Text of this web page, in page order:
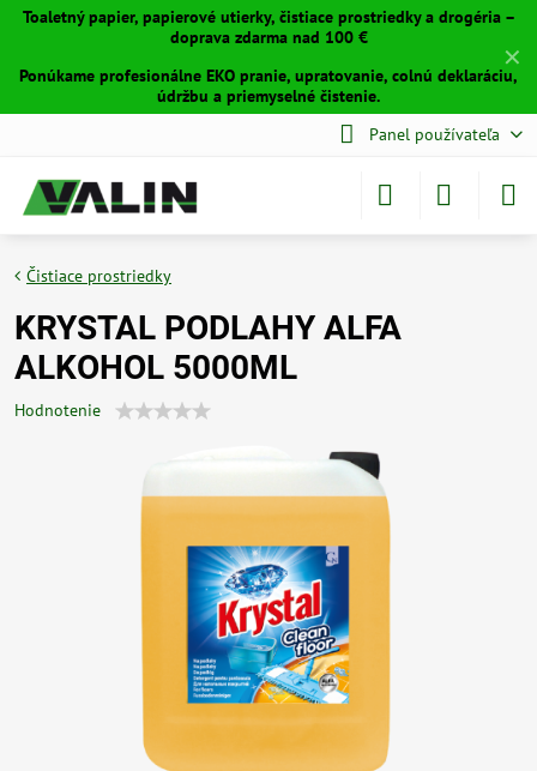
✕
Toaletný papier, papierové utierky, čistiace prostriedky a drogéria –
doprava zdarma nad 100 €
Ponúkame profesionálne EKO pranie, upratovanie, colnú deklaráciu,
údržbu a priemyselné čistenie.
Panel používateľa
Čistiace prostriedky
KRYSTAL PODLAHY ALFA
ALKOHOL 5000ML
Hodnotenie